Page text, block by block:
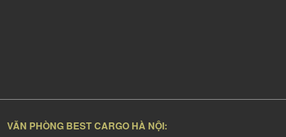
VĂN PHÒNG BEST CARGO HÀ NỘI: